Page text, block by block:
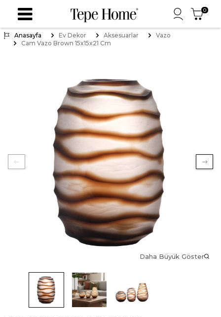
0
Anasayfa Ev Dekor Aksesuarlar
Vazo
Cam Vazo Brown 15x15x21 Cm
Daha Büyük Göster